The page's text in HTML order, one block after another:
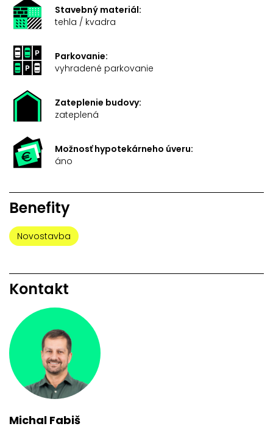
Stavebný materiál:
tehla / kvadra
Parkovanie:
vyhradené parkovanie
Zateplenie budovy:
zateplená
Možnosť hypotekárneho úveru:
áno
Benefity
Novostavba
Kontakt
Michal Fabiš